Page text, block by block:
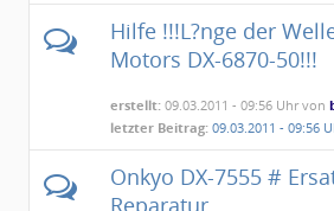
Hilfe !!!L?nge der
Motors DX-6870-50!!!
erstellt: 09.03.2011 - 09:56 Uhr von
letzter Beitrag: 09.03.2011 - 09:56
Onkyo DX-7555 #
Reparatur